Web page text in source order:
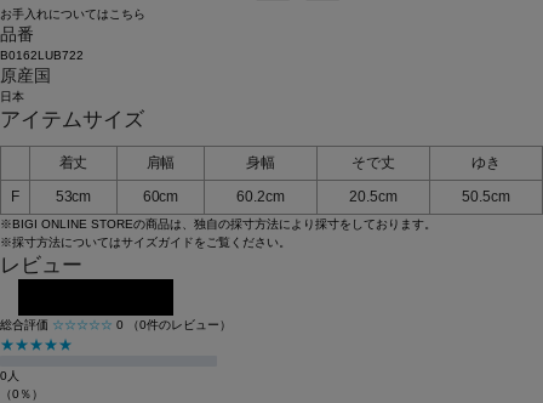
お手入れについてはこちら
品番
B0162LUB722
原産国
日本
アイテムサイズ
着丈 肩幅 身幅 そで丈
ゆき
F
53cm 60cm 60.2cm 20.5cm 50.5cm
※BIGI ONLINE STOREの商品は、独自の採寸方法により採寸をしております。
※採寸方法についてはサイズガイドをご覧ください。
レビュー
総合評価 ☆☆☆☆☆ 0 （0件のレビュー）
★★★★★
0人
（0％）